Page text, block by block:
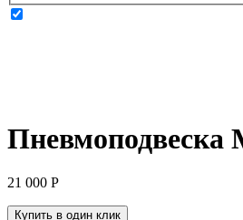
Пневмоподвеска
21 000 Р
Купить в один клик